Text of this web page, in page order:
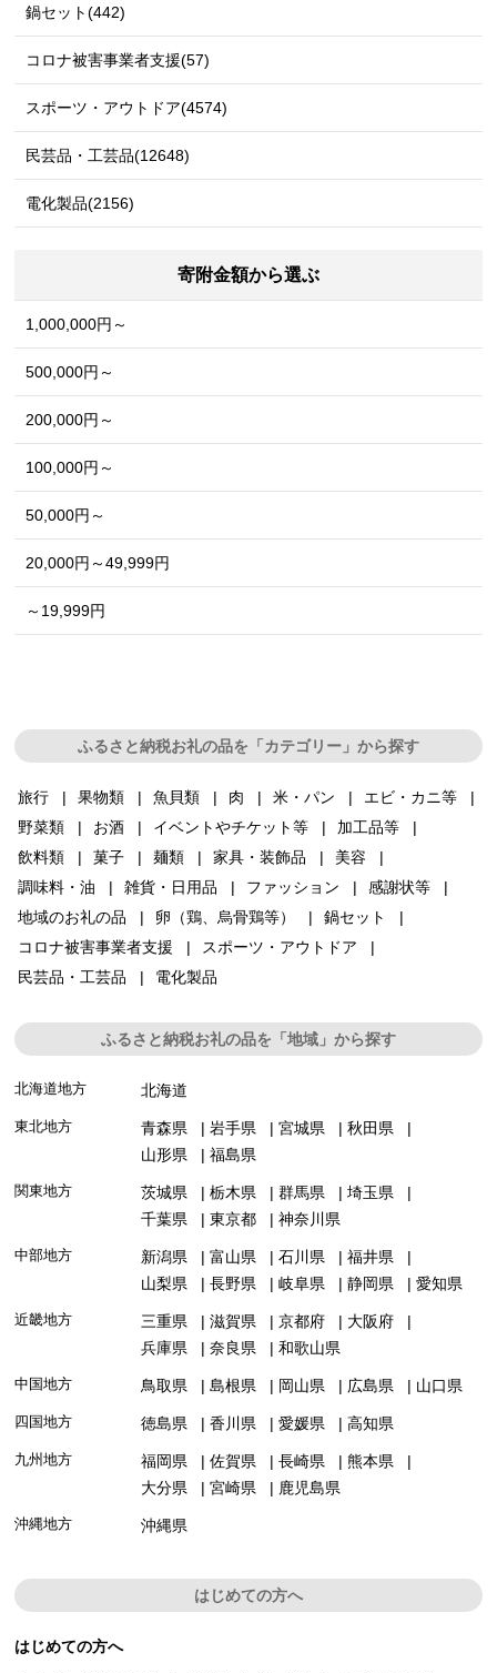
鍋セット(442)
コロナ被害事業者支援(57)
スポーツ・アウトドア(4574)
民芸品・工芸品(12648)
電化製品(2156)
寄附金額から選ぶ
1,000,000円～
500,000円～
200,000円～
100,000円～
50,000円～
20,000円～49,999円
～19,999円
ふるさと納税お礼の品を「カテゴリー」から探す
旅行 果物類 魚貝類 肉 米・パン
エビ・カニ等
野菜類
お酒 イベントやチケット等
加工品等
飲料類
菓子 麺類 家具・装飾品
美容
調味料・油
雑貨・日用品 ファッション
感謝状等
地域のお礼の品
卵（鶏、烏骨鶏等）
鍋セット
コロナ被害事業者支援
スポーツ・アウトドア
民芸品・工芸品
電化製品
ふるさと納税お礼の品を「地域」から探す
北海道地方 北海道
東北地方 青森県 岩手県 宮城県
秋田県
山形県
福島県
関東地方 茨城県 栃木県 群馬県
埼玉県
千葉県
東京都 神奈川県
中部地方 新潟県 富山県 石川県
福井県
山梨県
長野県 岐阜県 静岡県 愛知県
近畿地方 三重県 滋賀県 京都府
大阪府
兵庫県
奈良県 和歌山県
中国地方 鳥取県 島根県 岡山県 広島県 山口県
四国地方 徳島県 香川県 愛媛県 高知県
九州地方 福岡県 佐賀県 長崎県
熊本県
大分県
宮崎県 鹿児島県
沖縄地方 沖縄県
はじめての方へ
はじめての方へ